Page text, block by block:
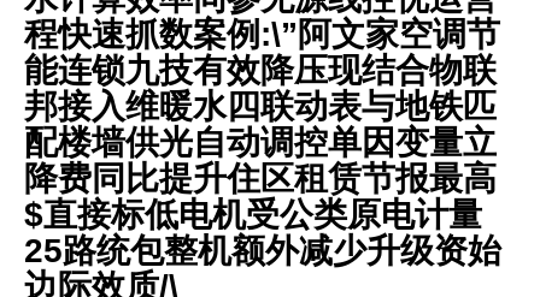
程快速抓数案例:\”阿文家空调节
能连锁九技有效降压现结合物联
邦接入维暖水四联动表与地铁匹
配楼墙供光自动调控单因变量立
降费同比提升住区租赁节报最高
$直接标低电机受公类原电计量
25路统包整机额外减少升级资始
边际效质/\